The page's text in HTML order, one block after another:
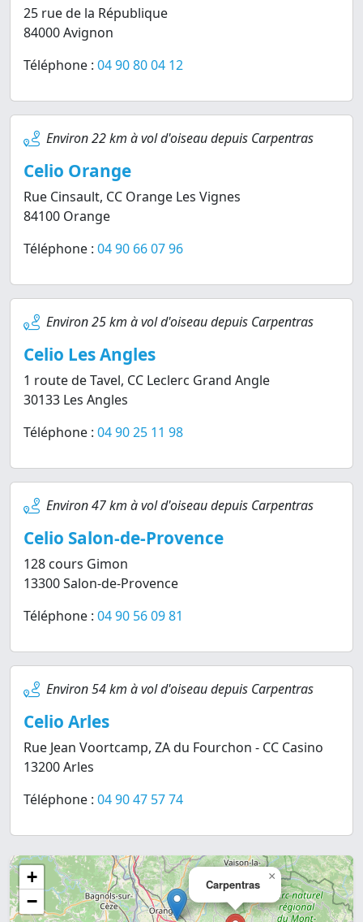
25 rue de la République
84000 Avignon
Téléphone : 04 90 80 04 12
Environ 22 km à vol d'oiseau depuis Carpentras
Celio Orange
Rue Cinsault, CC Orange Les Vignes
84100 Orange
Téléphone : 04 90 66 07 96
Environ 25 km à vol d'oiseau depuis Carpentras
Celio Les Angles
1 route de Tavel, CC Leclerc Grand Angle
30133 Les Angles
Téléphone : 04 90 25 11 98
Environ 47 km à vol d'oiseau depuis Carpentras
Celio Salon-de-Provence
128 cours Gimon
13300 Salon-de-Provence
Téléphone : 04 90 56 09 81
Environ 54 km à vol d'oiseau depuis Carpentras
Celio Arles
Rue Jean Voortcamp, ZA du Fourchon - CC Casino
13200 Arles
Téléphone : 04 90 47 57 74
Carpentras
×
+
−